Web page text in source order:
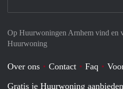
Op Huurwoningen Arnhem vind en
Huurwoning
Over ons Contact Faq
Gratis je Huurwoning